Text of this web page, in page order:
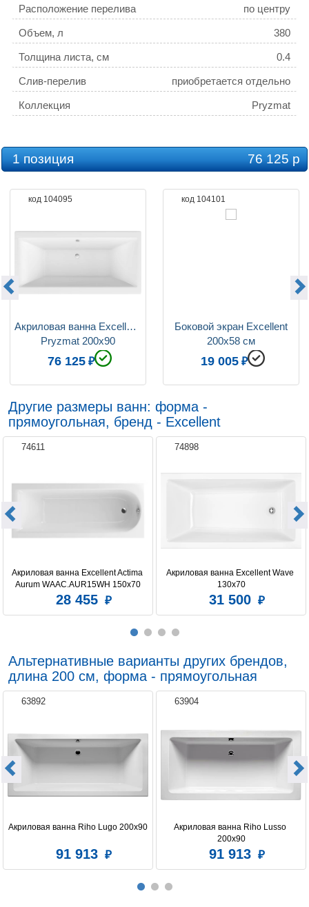
Расположение перелива по центру
Объем, л 380
Толщина листа, см 0.4
Слив-перелив приобретается отдельно
Коллекция Pryzmat
1 позиция 76 125 р
код 104095
Акриловая ванна Excellent
Pryzmat 200x90
76 125
код 104101
200х58 см
19 005
Другие размеры ванн: форма -
прямоугольная, бренд - Excellent
74611
Акриловая ванна Excellent Actima
Aurum WAAC.AUR15WH 150x70
28 455
74898
Акриловая ванна Excellent Wave
130х70
31 500
Альтернативные варианты других брендов,
длина 200 см, форма - прямоугольная
63892
Акриловая ванна Riho Lugo 200x90
91 913
63904
Акриловая ванна Riho Lusso
200x90
91 913